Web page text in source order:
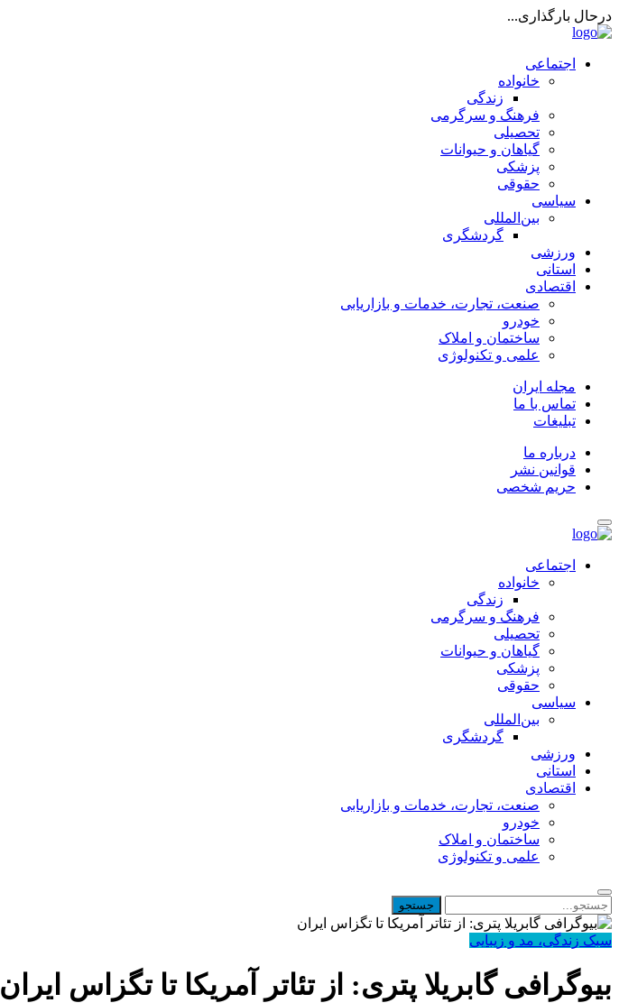
درحال بارگذاری...
اجتماعی
خانواده
زندگی
فرهنگ و سرگرمی
تحصیلی
گیاهان و حیوانات
پزشکی
حقوقی
سیاسی
بین‌المللی
گردشگری
ورزشی
استانی
اقتصادی
صنعت، تجارت، خدمات و بازاریابی
خودرو
ساختمان و املاک
علمی و تکنولوژی
مجله ایران
تماس با ما
تبلیغات
درباره ما
قوانین نشر
حریم شخصی
اجتماعی
خانواده
زندگی
فرهنگ و سرگرمی
تحصیلی
گیاهان و حیوانات
پزشکی
حقوقی
سیاسی
بین‌المللی
گردشگری
ورزشی
استانی
اقتصادی
صنعت، تجارت، خدمات و بازاریابی
خودرو
ساختمان و املاک
علمی و تکنولوژی
سبک زندگی، مد و زیبایی
بیوگرافی گابریلا پتری: از تئاتر آمریکا تا تگزاس ایران